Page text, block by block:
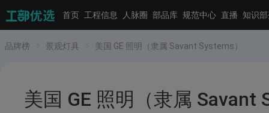
首页 工程信息 人脉圈 部品库 规范中心 直播 知识
品牌榜 景观灯具 美国 GE 照明（隶属 Savant Systems）
美国 GE 照明（隶属 Savant